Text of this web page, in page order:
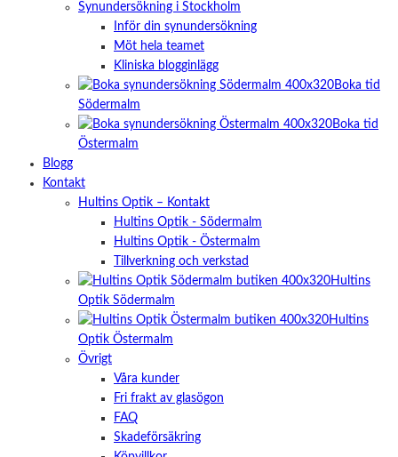
Synundersökning i Stockholm
Inför din synundersökning
Möt hela teamet
Kliniska blogginlägg
Boka tid
Södermalm
Boka tid
Östermalm
Blogg
Kontakt
Hultins Optik – Kontakt
Hultins Optik - Södermalm
Hultins Optik - Östermalm
Tillverkning och verkstad
Hultins
Optik Södermalm
Hultins
Optik Östermalm
Övrigt
Våra kunder
Fri frakt av glasögon
FAQ
Skadeförsäkring